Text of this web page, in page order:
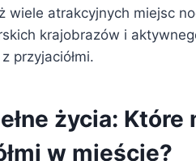
wiele atrakcyjnych miejsc
krajobrazów i
przyjaciółmi.
życia:
w mieście?